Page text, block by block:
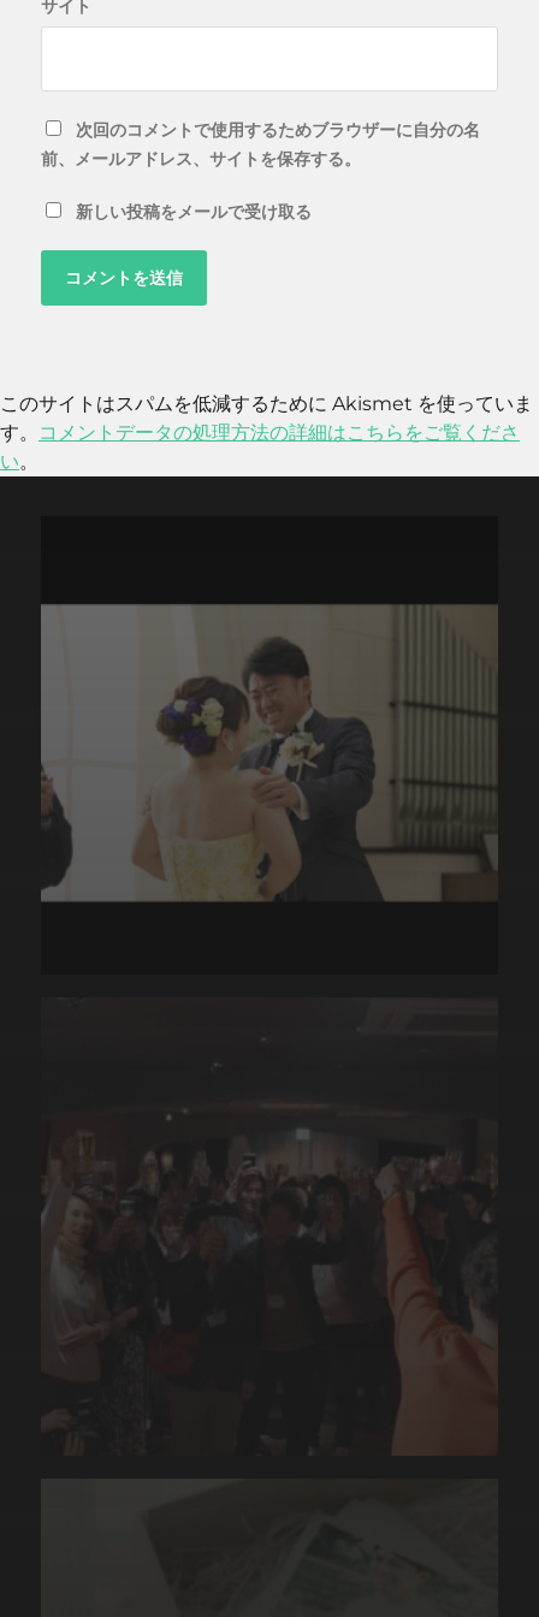
サイト
次回のコメントで使用するためブラウザーに自分の名
前、メールアドレス、サイトを保存する。
新しい投稿をメールで受け取る
このサイトはスパムを低減するために Akismet を使っていま
す。
コメントデータの処理方法の詳細はこちらをご覧くださ
い。